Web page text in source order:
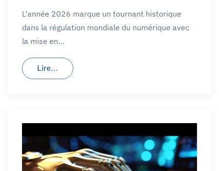
L'année 2026 marque un tournant historique
dans la régulation mondiale du numérique avec
la mise en…
Lire...